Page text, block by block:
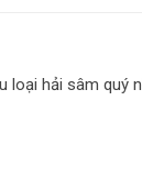
loại hải sâm quý